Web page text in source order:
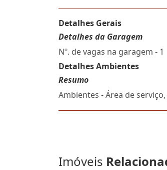
Detalhes Gerais
Detalhes da Garagem
Nº. de vagas na garagem - 1
Detalhes Ambientes
Resumo
Ambientes - Área de serviço,
Imóveis